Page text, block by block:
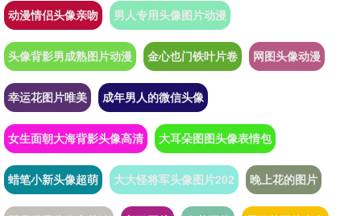
动漫情侣头像亲吻 男人专用头像图片动漫
头像背影男成熟图片动漫 金心也门铁叶片卷 网图头像动漫
幸运花图片唯美 成年男人的微信头像
女生面朝大海背影头像高清 大耳朵图图头像表情包
蜡笔小新头像超萌 大大怪将军头像图片202 晚上花的图片